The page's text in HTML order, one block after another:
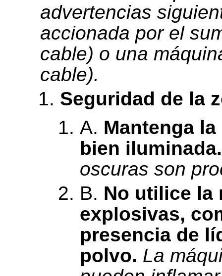
advertencias
accionada por el
cable) o una
cable).
Seguridad de la
A. Mantenga
bien iluminada.
oscuras son
B. No utilice la
explosivas,
presencia de
polvo. La